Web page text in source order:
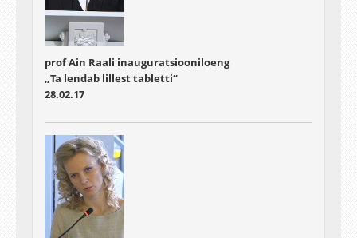
prof Ain Raali inauguratsiooniloeng
„Ta lendab lillest tabletti“
28.02.17